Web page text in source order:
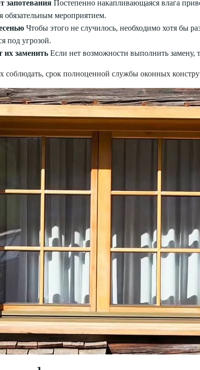
запотевания Постепенно накапливающаяся влага
обязательным мероприятием.
Чтобы этого не случилось, необходимо хотя бы
под угрозой.
их заменить Если нет возможности выполнить замену,
срок полноценной службы оконных